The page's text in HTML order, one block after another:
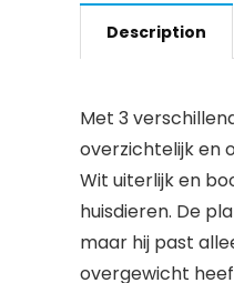
Description
Met 3
overzichtelijk en
Wit uiterlijk en
huisdieren. De
maar hij past
overgewicht